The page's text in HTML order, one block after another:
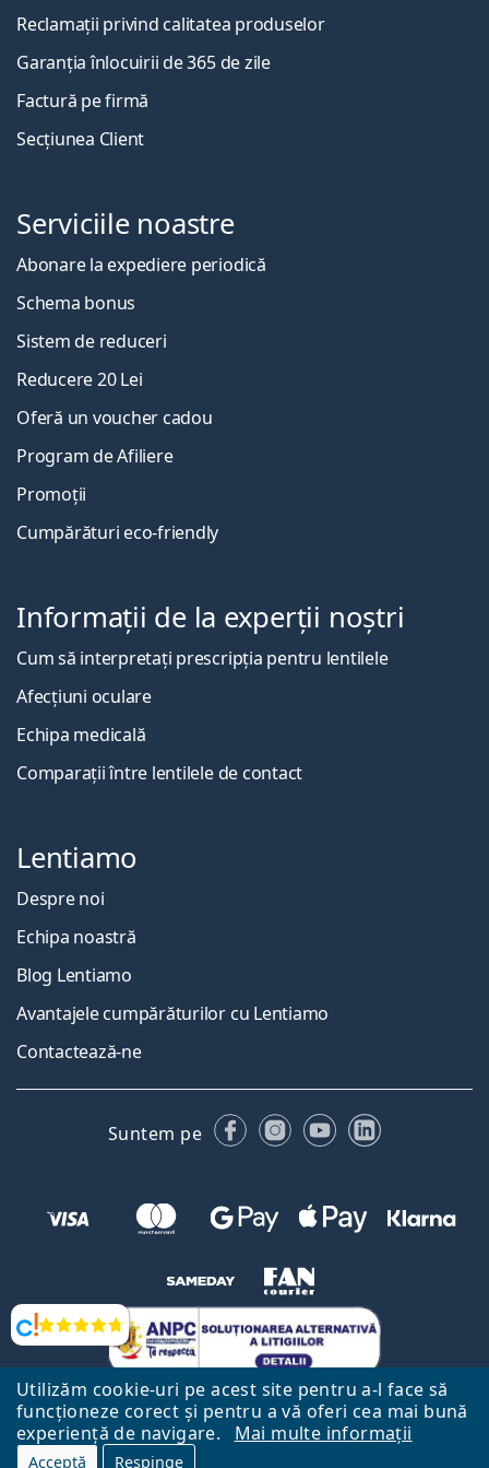
Utilizăm cookie-uri pe acest site pentru a-l face să
funcționeze corect și pentru a vă oferi cea mai bună
experiență de navigare.
Mai multe informații
Acceptă Respinge
Opinii
Reclamații privind calitatea produselor
Garanția înlocuirii de 365 de zile
Factură pe firmă
Secțiunea Client
Serviciile noastre
Abonare la expediere periodică
Schema bonus
Sistem de reduceri
Reducere 20 Lei
Oferă un voucher cadou
Program de Afiliere
Promoții
Cumpărături eco-friendly
Informații de la experții noștri
Cum să interpretați prescripția pentru lentilele
Afecțiuni oculare
Echipa medicală
Comparații între lentilele de contact
Lentiamo
Despre noi
Echipa noastră
Blog Lentiamo
Avantajele cumpărăturilor cu Lentiamo
Contactează-ne
Suntem pe FacebookInstagram
YouTubeLinkedIn